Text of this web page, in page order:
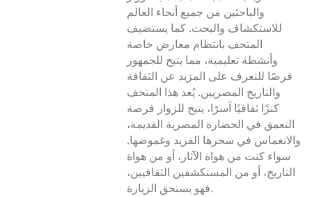
والباحثين من جميع أنحاء العالم
للاستكشاف والبحث. كما يستضيف
المتحف بانتظام معارض خاصة
وأنشطة تعليمية، مما يتيح للجمهور
فرصًا للتعرف على المزيد عن الثقافة
والتاريخ المصريين. يُعد هذا المتحف
كنزًا ثقافيًا آسرًا، يتيح للزوار فرصة
التعمق في الحضارة المصرية القديمة،
والانغماس في سحرها الفريد وغموضها.
سواء كنت من هواة الآثار، أو من هواة
التاريخ، أو من المستكشفين الثقافيين،
فهو يستحق الزيارة.